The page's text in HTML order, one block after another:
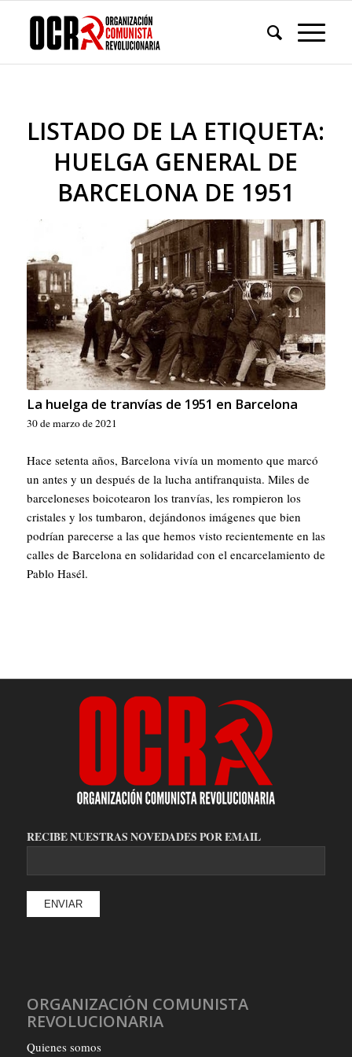
LISTADO DE LA ETIQUETA:
HUELGA GENERAL DE
BARCELONA DE 1951
La huelga de tranvías de 1951 en Barcelona
30 de marzo de 2021
Hace setenta años, Barcelona vivía un momento que marcó
un antes y un después de la lucha antifranquista. Miles de
barceloneses boicotearon los tranvías, les rompieron los
cristales y los tumbaron, dejándonos imágenes que bien
podrían parecerse a las que hemos visto recientemente en las
calles de Barcelona en solidaridad con el encarcelamiento de
Pablo Hasél.
RECIBE NUESTRAS NOVEDADES POR EMAIL
ORGANIZACIÓN COMUNISTA
REVOLUCIONARIA
Quienes somos